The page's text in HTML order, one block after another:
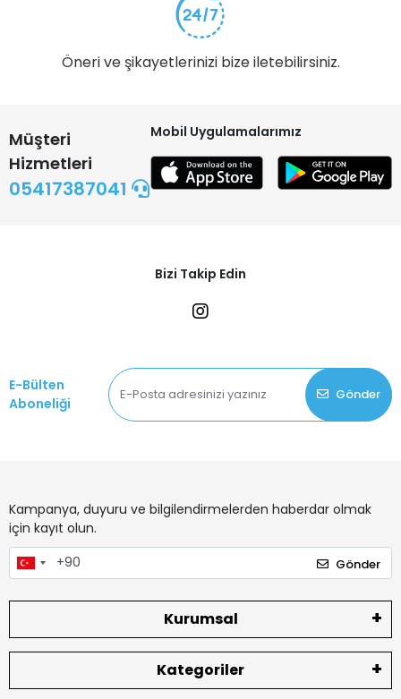
Öneri ve şikayetlerinizi bize iletebilirsiniz.
Müşteri
Hizmetleri
05417387041
Mobil Uygulamalarımız
Bizi Takip Edin
E-Bülten
Aboneliği
Gönder
Kampanya, duyuru ve bilgilendirmelerden haberdar olmak
için kayıt olun.
Gönder
Kurumsal
Kategoriler